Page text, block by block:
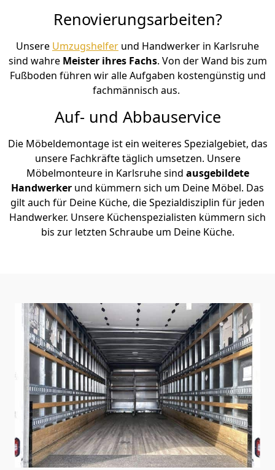
Renovierungsarbeiten?
Unsere Umzugshelfer und Handwerker in Karlsruhe
sind wahre Meister ihres Fachs. Von der Wand bis zum
Fußboden führen wir alle Aufgaben kostengünstig und
fachmännisch aus.
Auf- und Abbauservice
Die Möbeldemontage ist ein weiteres Spezialgebiet, das
unsere Fachkräfte täglich umsetzen. Unsere
Möbelmonteure in Karlsruhe sind ausgebildete
Handwerker und kümmern sich um Deine Möbel. Das
gilt auch für Deine Küche, die Spezialdisziplin für jeden
Handwerker. Unsere Küchenspezialisten kümmern sich
bis zur letzten Schraube um Deine Küche.